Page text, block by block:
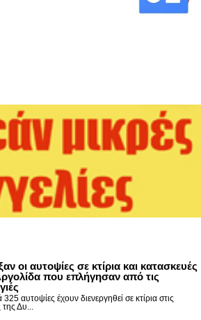
οι αυτοψίες σε κτίρια και κατασκευές
που επλήγησαν από τις
325 αυτοψίες έχουν διενεργηθεί σε κτίρια στις
Δυ...